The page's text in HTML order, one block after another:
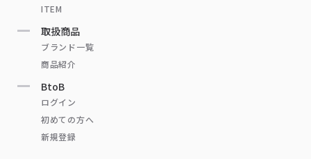
ITEM
取扱商品
ブランド一覧
商品紹介
BtoB
ログイン
初めての方へ
新規登録